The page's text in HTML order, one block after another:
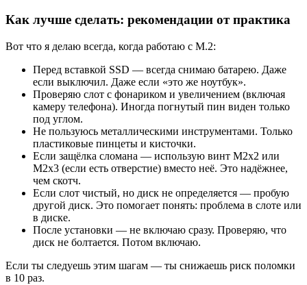
Как лучше сделать: рекомендации от практика
Вот что я делаю всегда, когда работаю с M.2:
Перед вставкой SSD — всегда снимаю батарею. Даже
если выключил. Даже если «это же ноутбук».
Проверяю слот с фонариком и увеличением (включая
камеру телефона). Иногда погнутый пин виден только
под углом.
Не пользуюсь металлическими инструментами. Только
пластиковые пинцеты и кисточки.
Если защёлка сломана — использую винт M2x2 или
M2x3 (если есть отверстие) вместо неё. Это надёжнее,
чем скотч.
Если слот чистый, но диск не определяется — пробую
другой диск. Это помогает понять: проблема в слоте или
в диске.
После установки — не включаю сразу. Проверяю, что
диск не болтается. Потом включаю.
Если ты следуешь этим шагам — ты снижаешь риск поломки
в 10 раз.